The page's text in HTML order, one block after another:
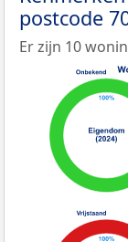
postcode
Er zijn 10